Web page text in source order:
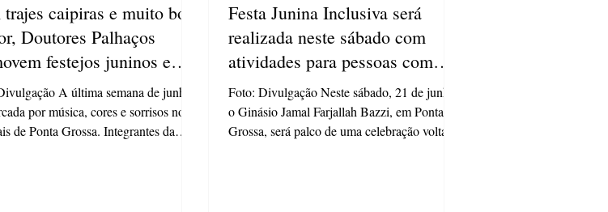
caipiras e muito bom
Doutores Palhaços
festejos juninos em
e lares de longa
em PG
A última semana de junho
por música, cores e sorrisos nos
de Ponta Grossa. Integrantes da
Festa Junina Inclusiva será
realizada neste sábado com
atividades para pessoas com
deficiência em Ponta Grossa
Foto: Divulgação Neste sábado, 21 de junho ,
o Ginásio Jamal Farjallah Bazzi, em Ponta
Grossa, será palco de uma celebração voltada